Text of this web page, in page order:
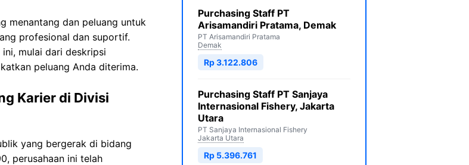
menantang dan peluang untuk
profesional dan suportif.
mulai dari deskripsi
peluang Anda diterima.
Karier di Divisi
yang bergerak di bidang
perusahaan ini telah
Purchasing Staff PT
Arisamandiri Pratama, Demak
PT Arisamandiri Pratama
Demak
Rp 3.122.806
Purchasing Staff PT Sanjaya
Internasional Fishery, Jakarta
Utara
PT Sanjaya Internasional Fishery
Jakarta Utara
Rp 5.396.761